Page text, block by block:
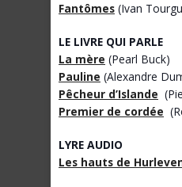
Fantômes (Ivan
LE LIVRE QUI PARLE
La mère (Pearl Buck)
Pauline (Alexandre
Pêcheur d’Islande
Premier de cordée
LYRE AUDIO
Les hauts de